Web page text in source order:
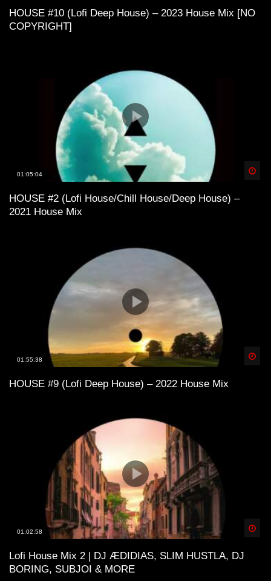
HOUSE #10 (Lofi Deep House) – 2023 House Mix [NO
COPYRIGHT]
01:05:04
HOUSE #2 (Lofi House/Chill House/Deep House) –
2021 House Mix
01:55:38
HOUSE #9 (Lofi Deep House) – 2022 House Mix
01:02:58
Lofi House Mix 2 | DJ ÆDIDIAS, SLIM HUSTLA, DJ
BORING, SUBJOI & MORE